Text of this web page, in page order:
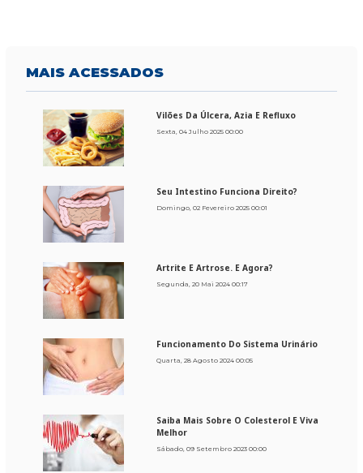
MAIS ACESSADOS
Vilões Da Úlcera, Azia E Refluxo
Sexta, 04 Julho 2025 00:00
Seu Intestino Funciona Direito?
Domingo, 02 Fevereiro 2025 00:01
Artrite E Artrose. E Agora?
Segunda, 20 Mai 2024 00:17
Funcionamento Do Sistema Urinário
Quarta, 28 Agosto 2024 00:05
Saiba Mais Sobre O Colesterol E Viva
Melhor
Sábado, 09 Setembro 2023 00:00